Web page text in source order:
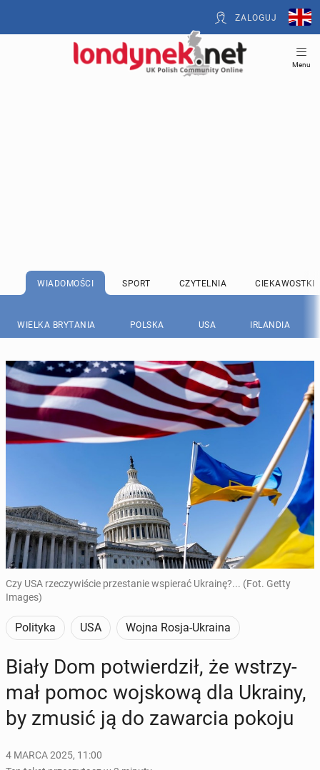
ZALOGUJ
Menu
WIADOMOŚCI SPORT CZYTELNIA CIEKAWOSTKI
WIELKA BRYTANIA POLSKA USA IRLANDIA
Czy USA rzeczywiście przestanie wspierać Ukrainę?... (Fot. Getty
Images)
Polityka USA Wojna Rosja-Ukraina
Biały Dom po­twier­dził, że wstrzy­
mał pomoc woj­sko­wą dla Ukrainy,
by zmusić ją do za­war­cia pokoju
4 MARCA 2025, 11:00